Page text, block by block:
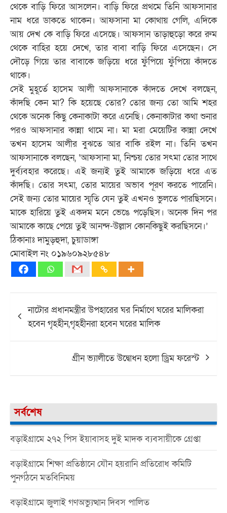
থেকে বাড়ি ফিরে আসলেন। বাড়ি ফিরে প্রথমে তিনি আফসানার
নাম ধরে ডাকতে থাকেন। আফসানা মা কোথায় গেলি, এদিকে
আয় দেখ কে বাড়ি ফিরে এসেছে। আফসান তাড়াহুড়ো করে রুম
থেকে বাহির হয়ে দেখে, তার বাবা বাড়ি ফিরে এসেছেন। সে
দৌড়ে গিয়ে তার বাবাকে জড়িয়ে ধরে ফুঁপিয়ে ফুঁপিয়ে কাঁদতে
থাকে।
সেই মুহূর্তে হাসেম আলী আফসানাকে কাঁদতে দেখে বলছেন,
কাঁদছি কেন মা? কি হয়েছে তোর? তোর জন্য তো আমি শহর
থেকে অনেক কিছু কেনাকাটা করে এনেছি। কেনাকাটার কথা শুনার
পরও আফসানার কান্না থামে না। মা মরা মেয়েটির কান্না দেখে
তখন হাসেম আলীর বুঝতে আর বাকি রইল না। তিনি তখন
আফসানাকে বলছেন, ‘আফসানা মা, নিশ্চয় তোর সৎমা তোর সাথে
দুর্ব্যবহার করেছে। এই জন্যই তুই আমাকে জড়িয়ে ধরে এত
কাঁদছি। তোর সৎমা, তোর মায়ের অভাব পূরণ করতে পারেনি।
সেই জন্য তোর মায়ের স্মৃতি যেন তুই এখনও ভুলতে পারছিসনে।
মাকে হারিয়ে তুই একদম মনে ভেঙে পড়েছিস। অনেক দিন পর
আমাকে কাছে পেয়ে তুই আনন্দ-উল্লাস কোনকিছুই করছিসনে।’
ঠিকানাঃ দামুড়হুদা, চুয়াডাঙ্গা
মোবাইল নং ০১৯৬০৯২৮৫৪৮
navigation
নাটোর প্রধানমন্ত্রীর উপহারের ঘর নির্মাণে ঘরের মালিকরা
হবেন গৃহহীন,গৃহহীনরা হবেন ঘরের মালিক
গ্রীন ভ্যালীতে উদ্বোধন হলো ড্রিম ফরেস্ট
সর্বশেষ
বড়াইগ্রামে ২৭২ পিস ইয়াবাসহ দুই মাদক ব্যবসায়ীকে গ্রেপ্তা
বড়াইগ্রামে শিক্ষা প্রতিষ্ঠানে যৌন হয়রানি প্রতিরোধ কমিটি
পুনর্গঠনে মতবিনিময়
বড়াইগ্রামে জুলাই গণঅভ্যুত্থান দিবস পালিত